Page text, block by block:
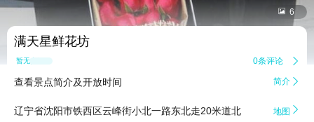
 6
满天星鲜花坊
暂无点评 0条评论 
查看景点简介及开放时间 简介 
辽宁省沈阳市铁西区云峰街小北一路东北走20米道北 地图 